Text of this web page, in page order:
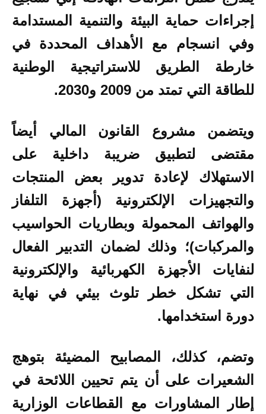
إجراءات حماية البيئة والتنمية المستدامة
وفي انسجام مع الأهداف المحددة في
خارطة الطريق للاستراتيجية الوطنية
للطاقة التي تمتد من 2009 و2030.
ويتضمن مشروع القانون المالي أيضاً
مقتضى لتطبيق ضريبة داخلية على
الاستهلاك لإعادة تدوير بعض المنتجات
والتجهيزات الإلكترونية (أجهزة التلفاز
والهواتف المحمولة وبطاريات الحواسيب
والمركبات)؛ وذلك لضمان التدبير الفعال
لنفايات الأجهزة الكهربائية والإلكترونية
التي تشكل خطر تلوث بيئي في نهاية
دورة استخدامها.
وتضم، كذلك، المصابيح المضيئة بتوهج
الشعيرات على أن يتم تحيين اللائحة في
إطار المشاورات مع القطاعات الوزارية